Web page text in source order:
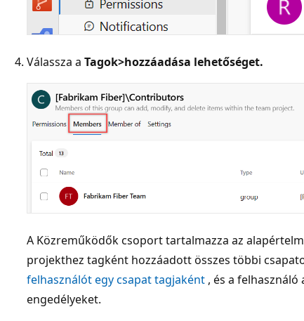
Válassza a Tagok>hozzáadása lehetőséget.
A Közreműködők csoport tartalmazza az
projekthez tagként hozzáadott összes többi
felhasználót egy csapat tagjaként , és a
engedélyeket.